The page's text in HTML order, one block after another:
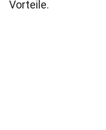
Vorteile.